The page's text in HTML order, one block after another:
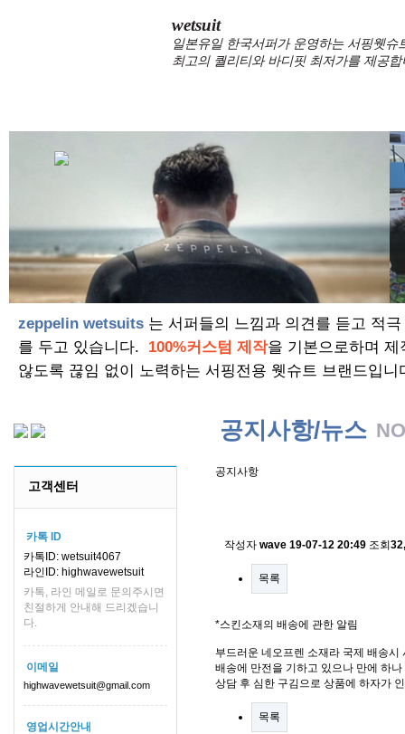
wetsuit
일본유일 한국서퍼가 운영하는 서핑웻
최고의 퀄리티와 바디핏 최저가를 제공합
zeppelin wetsuits 는 서퍼들의 느낌과 의견를 듣고 적
를 두고 있습니다. 100%커스텀 제작을 기본으로하며
않도록 끊임 없이 노력하는 서핑전용 웻슈트 브랜드입니
고객센터
카톡 ID
카톡ID: wetsuit4067
라인ID: highwavewetsuit
카톡, 라인 메일로 문의주시면
친절하게 안내해 드리겠습니
다.
이메일
highwavewetsuit@gmail.com
영업시간안내
공지사항/뉴스
공지사항
작성자 wave 19-07-12 20:49 조회
목록
*스킨소재의 배송에 관한 알림
부드러운 네오프렌 소재라 국제 배송
배송에 만전을 기하고 있으나 만에 하
상담 후 심한 구김으로 상품에 하자가
목록